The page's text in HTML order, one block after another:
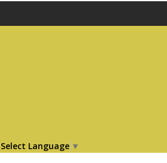
Select Language ▼